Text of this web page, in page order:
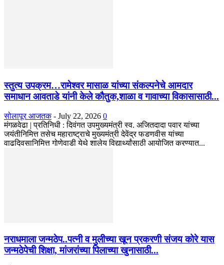
स्तुत्य उपक्रम…रामेश्वर मासाळ यांच्या संकल्पनेचे आमदार
समाधान आवताडे यांनी केले कौतुक,शाळा व गावाच्या विकासासाठी...
सोलापूर आजतक - July 22, 2026 0
मंगळवेढा | प्रतिनिधी : दिवंगत उपमुख्यमंत्री स्व. अजितदादा पवार यांच्या
जयंतीनिमित्त तसेच महाराष्ट्राचे मुख्यमंत्री देवेंद्र फडणवीस यांच्या
वाढदिवसानिमित्त गोणेवाडी येथे शालेय विद्यार्थ्यांसाठी आयोजित करण्यात...
नराधमाला जन्मठेप..पत्नी व मुलीच्या खून प्रकरणी संजय कोरे यास
जन्मठेपेची शिक्षा, मांजरांच्या पिलाच्या खुनासाठी...